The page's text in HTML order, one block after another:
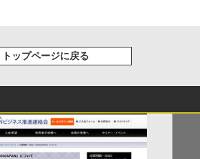
トップページに戻る